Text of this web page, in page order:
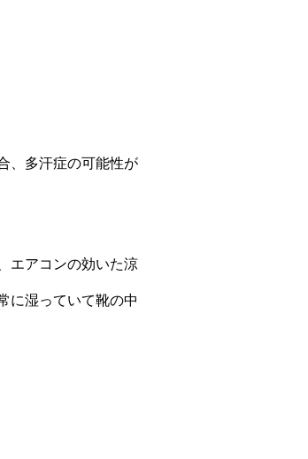
、多汗症の可能性が
エアコンの効いた涼
に湿っていて靴の中